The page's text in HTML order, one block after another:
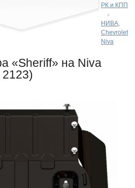
РК и КПП
НИВА,
Chevrolet
Niva
«Sheriff» на Niva